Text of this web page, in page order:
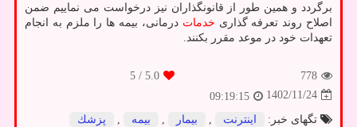
برگردد و همین طور از قانونگذاران نیز درخواست می نماییم ضمن
اصلاح روند تعرفه گذاری خدمات درمانی، بیمه ها را ملزم به انجام
تعهدات خود در موعد مقرر بکنند.
778
5.0
/ 5
1402/11/24
09:19:15
تگهای خبر:
اینترنت بیمار بیمه پزشك